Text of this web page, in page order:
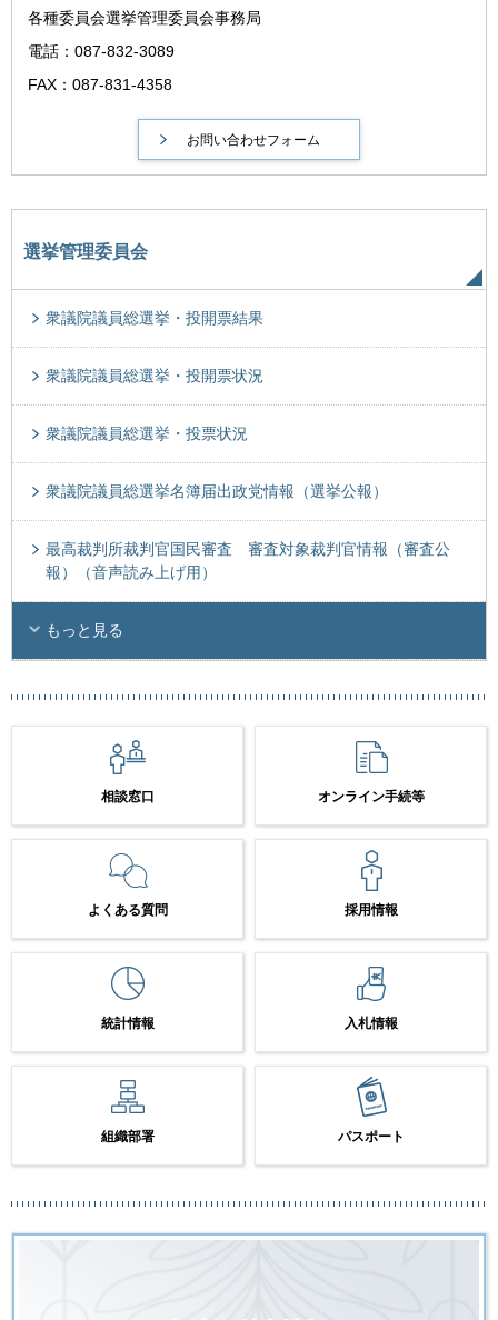
各種委員会選挙管理委員会事務局
電話：087-832-3089
FAX：087-831-4358
選挙管理委員会
衆議院議員総選挙・投開票結果
衆議院議員総選挙・投開票状況
衆議院議員総選挙・投票状況
衆議院議員総選挙名簿届出政党情報（選挙公報）
最高裁判所裁判官国民審査 審査対象裁判官情報（審査公
報）（音声読み上げ用）
もっと見る
相談窓口 オンライン手続等
よくある質問 採用情報
統計情報 入札情報
組織部署 パスポート